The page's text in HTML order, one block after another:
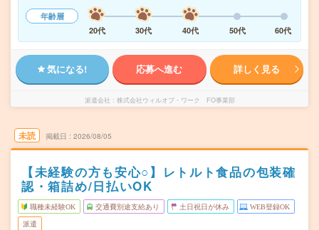
年齢層
20代
30代 40代 50代 60代
気になる! 応募へ進む 詳しく見る
派遣会社 株式会社ウィルオブ・ワーク FO事業部
未読 掲載日 2026/08/05
【未経験の方も安心○】レトルト食品の包装確
認・箱詰め/日払いOK
職種未経験OK 交通費別途支給あり 土日祝日が休み WEB登録OK
派遣